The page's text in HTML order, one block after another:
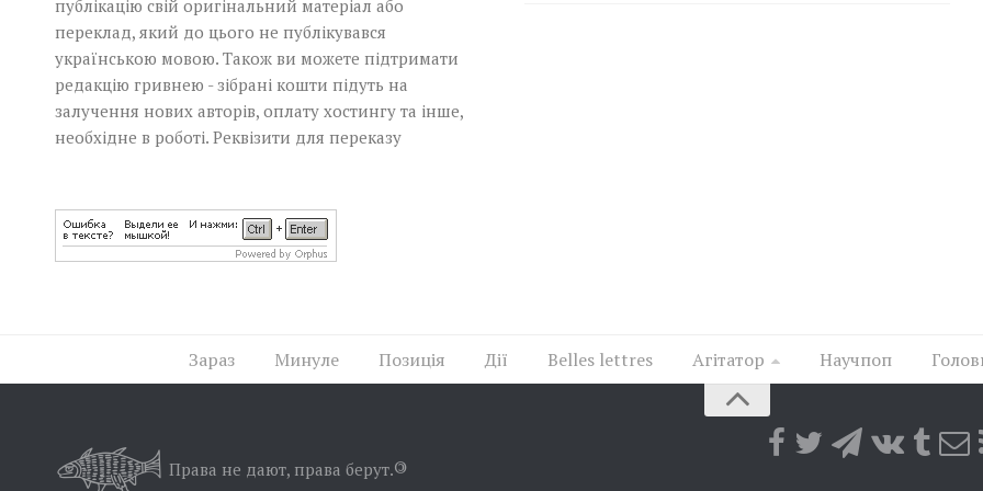
публікацію свій оригінальний матеріал або
переклад, який до цього не публікувався
українською мовою. Також ви можете підтримати
редакцію гривнею - зібрані кошти підуть на
залучення нових авторів, оплату хостингу та інше,
необхідне в роботі. Реквізити для переказу
Зараз Минуле Позиція Дії Belles lettres Агітатор Научпоп
Права не дают, права берут.©